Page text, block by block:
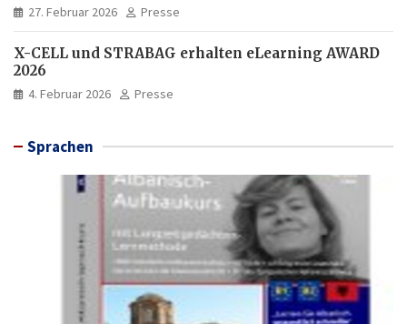
27. Februar 2026 Presse
X-CELL und STRABAG erhalten eLearning AWARD
2026
4. Februar 2026 Presse
Sprachen